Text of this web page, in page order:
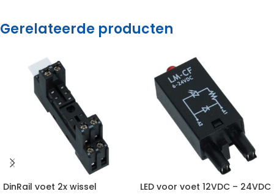
Gerelateerde producten
DinRail voet 2x wissel LED voor voet 12VDC – 24VDC